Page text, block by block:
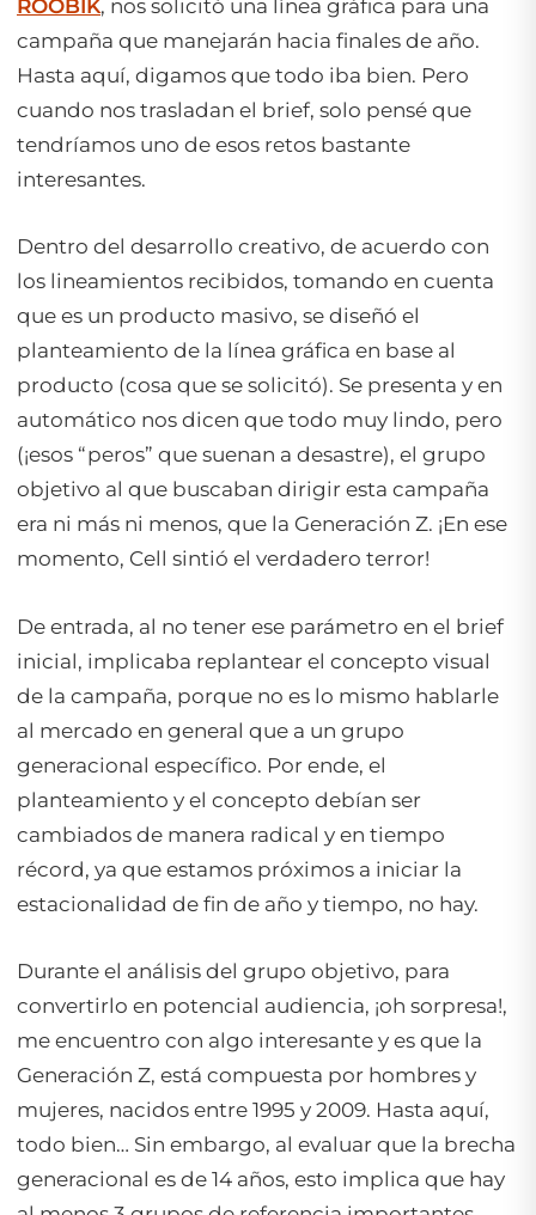
ROOBIK, nos solicitó una línea gráfica para una
campaña que manejarán hacia finales de año.
Hasta aquí, digamos que todo iba bien. Pero
cuando nos trasladan el brief, solo pensé que
tendríamos uno de esos retos bastante
interesantes.
Dentro del desarrollo creativo, de acuerdo con
los lineamientos recibidos, tomando en cuenta
que es un producto masivo, se diseñó el
planteamiento de la línea gráfica en base al
producto (cosa que se solicitó). Se presenta y en
automático nos dicen que todo muy lindo, pero
(¡esos “peros” que suenan a desastre), el grupo
objetivo al que buscaban dirigir esta campaña
era ni más ni menos, que la Generación Z. ¡En ese
momento, Cell sintió el verdadero terror!
De entrada, al no tener ese parámetro en el brief
inicial, implicaba replantear el concepto visual
de la campaña, porque no es lo mismo hablarle
al mercado en general que a un grupo
generacional específico. Por ende, el
planteamiento y el concepto debían ser
cambiados de manera radical y en tiempo
récord, ya que estamos próximos a iniciar la
estacionalidad de fin de año y tiempo, no hay.
Durante el análisis del grupo objetivo, para
convertirlo en potencial audiencia, ¡oh sorpresa!,
me encuentro con algo interesante y es que la
Generación Z, está compuesta por hombres y
mujeres, nacidos entre 1995 y 2009. Hasta aquí,
todo bien… Sin embargo, al evaluar que la brecha
generacional es de 14 años, esto implica que hay